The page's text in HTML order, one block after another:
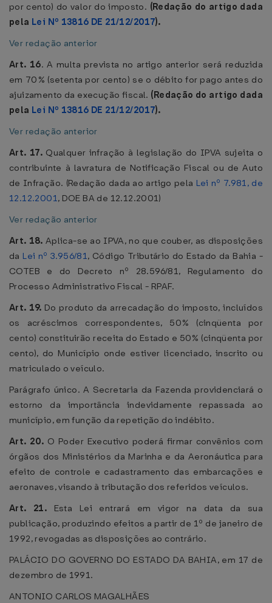
por cento) do valor do imposto. (Redação do artigo dada
pela Lei Nº 13816 DE 21/12/2017).
Ver redação anterior
Art. 16. A multa prevista no artigo anterior será reduzida
em 70% (setenta por cento) se o débito for pago antes do
ajuizamento da execução fiscal. (Redação do artigo dada
pela Lei Nº 13816 DE 21/12/2017).
Ver redação anterior
Art. 17.Qualquer infração à legislação do IPVA sujeita o
contribuinte à lavratura de Notificação Fiscal ou de Auto
de Infração. (Redação dada ao artigo pela Lei nº 7.981, de
12.12.2001, DOE BA de 12.12.2001)
Ver redação anterior
Art. 18. Aplica-se ao IPVA, no que couber, as disposições
da Lei nº 3.956/81, Código Tributário do Estado da Bahia -
COTEB e do Decreto nº 28.596/81, Regulamento do
Processo Administrativo Fiscal - RPAF.
Art. 19. Do produto da arrecadação do imposto, incluídos
os acréscimos correspondentes, 50% (cinqüenta por
cento) constituirão receita do Estado e 50% (cinqüenta por
cento), do Município onde estiver licenciado, inscrito ou
matriculado o veículo.
Parágrafo único. A Secretaria da Fazenda providenciará o
estorno da importância indevidamente repassada ao
município, em função da repetição do indébito.
Art. 20. O Poder Executivo poderá firmar convênios com
órgãos dos Ministérios da Marinha e da Aeronáutica para
efeito de controle e cadastramento das embarcações e
aeronaves, visando à tributação dos referidos veículos.
Art. 21. Esta Lei entrará em vigor na data da sua
publicação, produzindo efeitos a partir de 1º de janeiro de
1992, revogadas as disposições ao contrário.
PALÁCIO DO GOVERNO DO ESTADO DA BAHIA, em 17 de
dezembro de 1991.
ANTONIO CARLOS MAGALHÃES